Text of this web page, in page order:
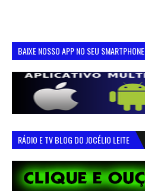
BAIXE NOSSO APP NO SEU SMARTPHONE
RÁDIO E TV BLOG DO JOCÉLIO LEITE